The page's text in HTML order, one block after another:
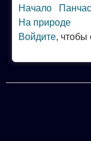
Начало
На природе
Войдите, чтобы